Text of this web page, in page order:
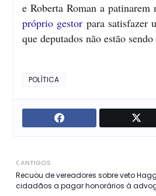
e Roberta Roman a
próprio gestor para satisfazer
que deputados não estão
POLÍTICA
ANTIGOS
Recuou de vereadores sobre veto
cidadãos a pagar honorários à